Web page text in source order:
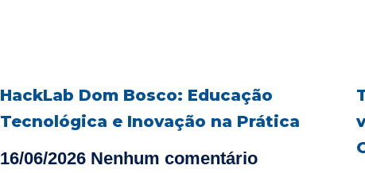
HackLab Dom Bosco: Educação
Tecnológica e Inovação na Prática
16/06/2026 Nenhum comentário